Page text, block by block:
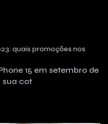
quais promoções nos
15 em setembro de
sua cot